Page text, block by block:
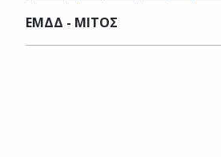
ΕΜΔΔ - ΜΙΤΟΣ